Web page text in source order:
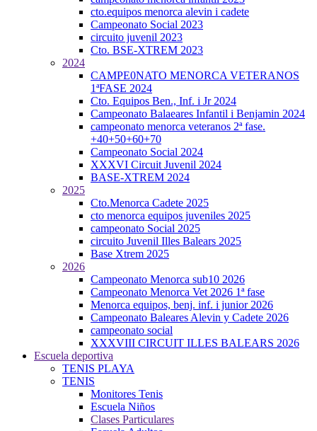
cto.equipos menorca alevin i cadete
Campeonato Social 2023
circuito juvenil 2023
Cto. BSE-XTREM 2023
2024
CAMPE0NATO MENORCA VETERANOS
1ªFASE 2024
Cto. Equipos Ben., Inf. i Jr 2024
Campeonato Balaeares Infantil i Benjamin 2024
campeonato menorca veteranos 2ª fase.
+40+50+60+70
Campeonato Social 2024
XXXVI Circuit Juvenil 2024
BASE-XTREM 2024
2025
Cto.Menorca Cadete 2025
cto menorca equipos juveniles 2025
campeonato Social 2025
circuito Juvenil Illes Balears 2025
Base Xtrem 2025
2026
Campeonato Menorca sub10 2026
Campeonato Menorca Vet 2026 1ª fase
Menorca equipos, benj. inf. i junior 2026
Campeonato Baleares Alevin y Cadete 2026
campeonato social
XXXVIII CIRCUIT ILLES BALEARS 2026
Escuela deportiva
TENIS PLAYA
TENIS
Monitores Tenis
Escuela Niños
Clases Particulares